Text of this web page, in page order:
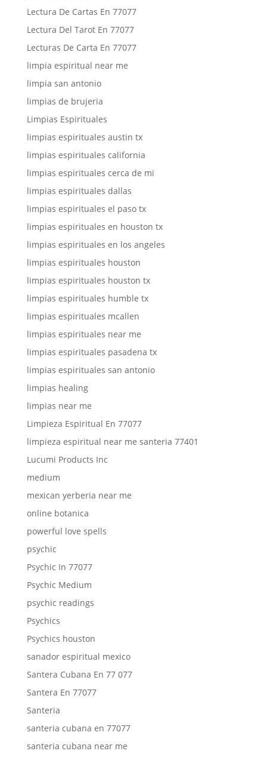
Lectura De Cartas En 77077
Lectura Del Tarot En 77077
Lecturas De Carta En 77077
limpia espiritual near me
limpia san antonio
limpias de brujeria
Limpias Espirituales
limpias espirituales austin tx
limpias espirituales california
limpias espirituales cerca de mi
limpias espirituales dallas
limpias espirituales el paso tx
limpias espirituales en houston tx
limpias espirituales en los angeles
limpias espirituales houston
limpias espirituales houston tx
limpias espirituales humble tx
limpias espirituales mcallen
limpias espirituales near me
limpias espirituales pasadena tx
limpias espirituales san antonio
limpias healing
limpias near me
Limpieza Espiritual En 77077
limpieza espiritual near me santeria 77401
Lucumi Products Inc
medium
mexican yerberia near me
online botanica
powerful love spells
psychic
Psychic In 77077
Psychic Medium
psychic readings
Psychics
Psychics houston
sanador espiritual mexico
Santera Cubana En 77 077
Santera En 77077
Santeria
santeria cubana en 77077
santeria cubana near me